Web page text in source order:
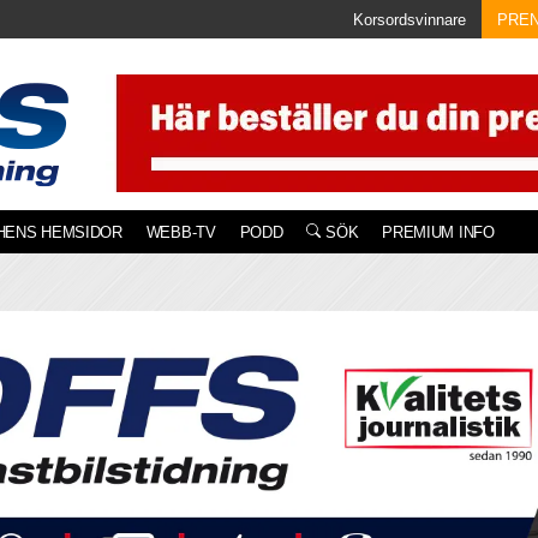
Korsordsvinnare
HEMSIDOR WEBB-TV PODD SÖK PREMIUM INFO